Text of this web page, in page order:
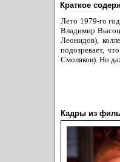
Краткое
Лето 1979-го
Владимир
Леонидов),
подозревает,
Смоляков). Но
Кадры из